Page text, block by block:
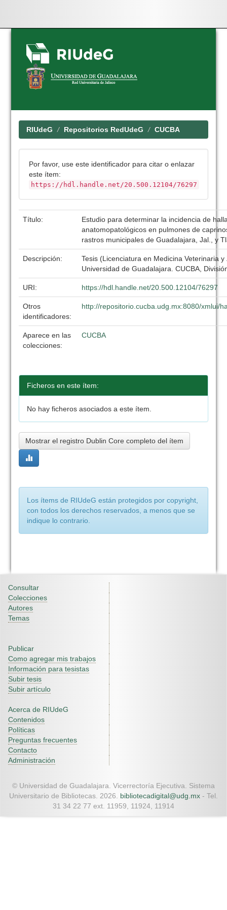
Skip
navigation
RIUdeG Repositorios RedUdeG CUCBA
Por favor, use este identificador para citar o enlazar
este ítem:
https://hdl.handle.net/20.500.12104/76297
Título:
Estudio para determinar la incidencia de
anatomopatológicos en pulmones de
rastros municipales de Guadalajara, Jal., y
Descripción:
Tesis (Licenciatura en Medicina Veterinaria
Universidad de Guadalajara. CUCBA,
URI: https://hdl.handle.net/20.500.12104/76297
Otros
identificadores:
http://repositorio.cucba.udg.mx:8080/xmlui/
Aparece en las
colecciones:
CUCBA
Ficheros en este ítem:
No hay ficheros asociados a este ítem.
Mostrar el registro Dublin Core completo del ítem
Los ítems de RIUdeG están protegidos por copyright,
con todos los derechos reservados, a menos que se
indique lo contrario.
Consultar
Colecciones
Autores
Temas
Publicar
Como agregar mis trabajos
Información para tesistas
Subir tesis
Subir artículo
Acerca de RIUdeG
Contenidos
Políticas
Preguntas frecuentes
Contacto
Administración
© Universidad de Guadalajara. Vicerrectoría Ejecutiva. Sistema
Universitario de Bibliotecas. 2026. bibliotecadigital@udg.mx - Tel.
31 34 22 77 ext. 11959, 11924, 11914